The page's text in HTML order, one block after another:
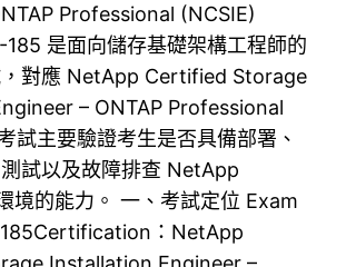
Professional (NCSIE)
是面向儲存基礎架構工程師的
對應 NetApp Certified Storage
– ONTAP Professional
試主要驗證考生是否具備部署、
試以及故障排查 NetApp
境的能力。 一、考試定位 Exam
：NetApp